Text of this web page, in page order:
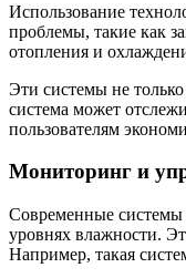
Использование
проблемы, такие как
отопления и
Эти системы не
система может
пользователям
Мониторинг и
Современные системы
уровнях влажности.
Например, такая